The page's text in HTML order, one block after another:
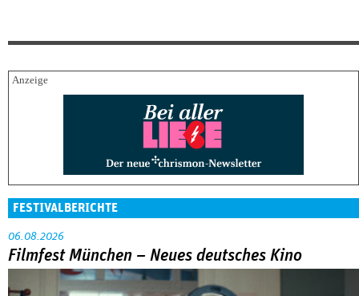
FESTIVALBERICHTE
06.08.2026
Filmfest München – Neues deutsches Kino